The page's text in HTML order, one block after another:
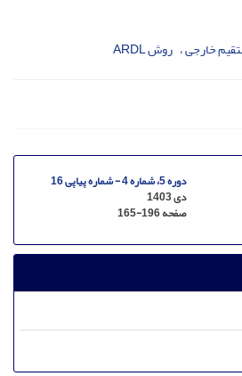
خارجی روش ARDL
دوره 5، شماره 4 - شماره پیاپی 16
دی 1403
صفحه165-196